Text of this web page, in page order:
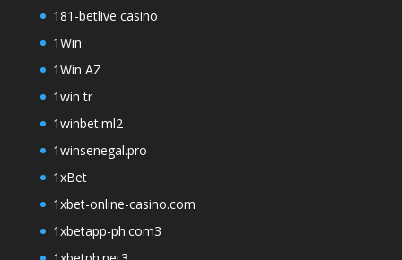
181-betlive casino
1Win
1Win AZ
1win tr
1winbet.ml2
1winsenegal.pro
1xBet
1xbet-online-casino.com
1xbetapp-ph.com3